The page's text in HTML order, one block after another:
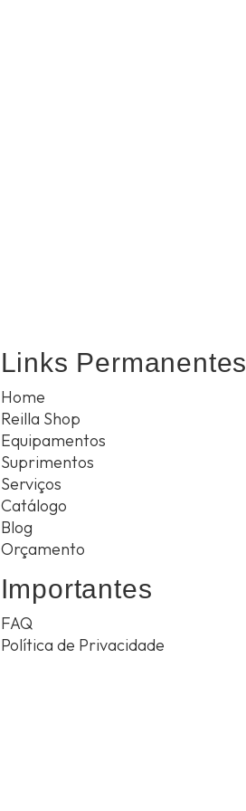
Links Permanentes
Home
Reilla Shop
Equipamentos
Suprimentos
Serviços
Catálogo
Blog
Orçamento
Importantes
FAQ
Política de Privacidade